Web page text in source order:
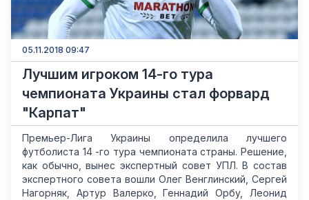
05.11.2018 09:47
Лучшим игроком 14-го тура
чемпионата Украины стал форвард
"Карпат"
Премьер-Лига Украины определила лучшего
футболиста 14 -го тура чемпионата страны. Решение,
как обычно, вынес экспертный совет УПЛ. В состав
экспертного совета вошли Олег Венглинский, Сергей
Нагорняк, Артур Валерко, Геннадий Орбу, Леонид